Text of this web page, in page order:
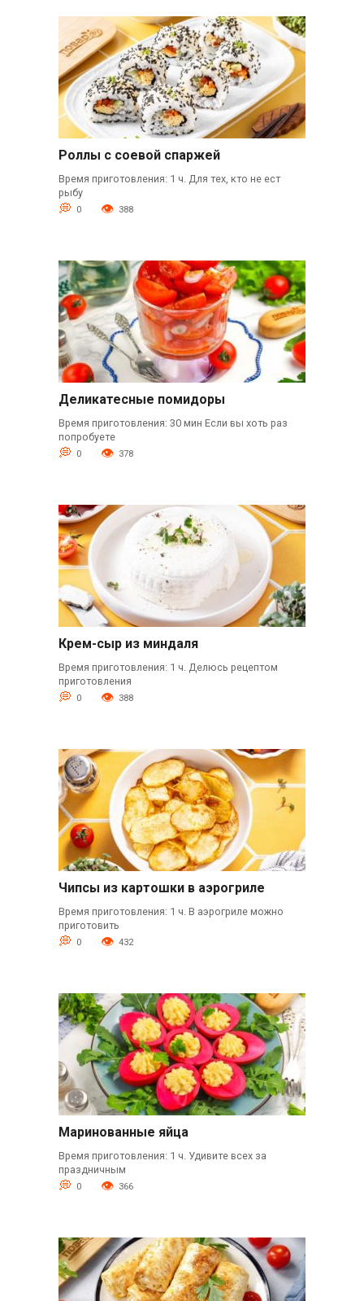
Роллы с соевой спаржей
Время приготовления: 1 ч. Для тех, кто не ест
рыбу
0 388
Деликатесные помидоры
Время приготовления: 30 мин Если вы хоть раз
попробуете
0 378
Крем-сыр из миндаля
Время приготовления: 1 ч. Делюсь рецептом
приготовления
0 388
Чипсы из картошки в аэрогриле
Время приготовления: 1 ч. В аэрогриле можно
приготовить
0 432
Маринованные яйца
Время приготовления: 1 ч. Удивите всех за
праздничным
0 366